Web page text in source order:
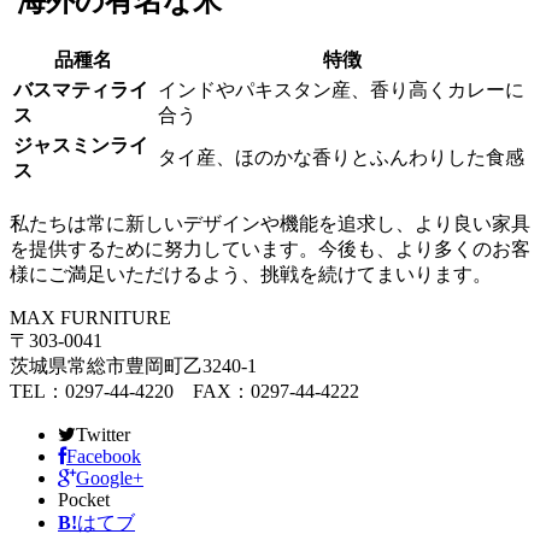
品種名
特徴
バスマティライ
ス
インドやパキスタン産、香り高くカレーに
合う
ジャスミンライ
ス
タイ産、ほのかな香りとふんわりした食感
私たちは常に新しいデザインや機能を追求し、より良い家具
を提供するために努力しています。今後も、より多くのお客
様にご満足いただけるよう、挑戦を続けてまいります。
MAX FURNITURE
〒303-0041
茨城県常総市豊岡町乙3240-1
TEL：0297-44-4220 FAX：0297-44-4222
Twitter
Facebook
Google+
Pocket
B!はてブ